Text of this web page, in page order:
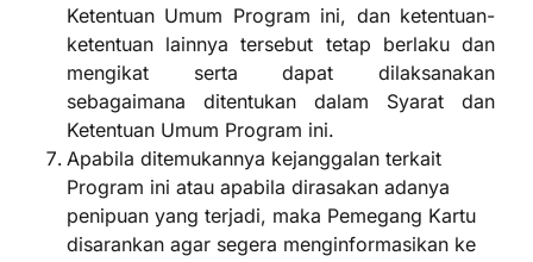
Ketentuan Umum Program ini, dan ketentuan-
ketentuan lainnya tersebut tetap berlaku dan
mengikat serta dapat dilaksanakan
sebagaimana ditentukan dalam Syarat dan
Ketentuan Umum Program ini.
Apabila ditemukannya kejanggalan terkait
Program ini atau apabila dirasakan adanya
penipuan yang terjadi, maka Pemegang Kartu
disarankan agar segera menginformasikan ke